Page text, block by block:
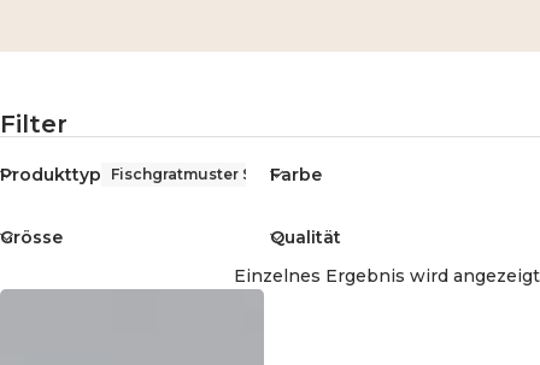
Filter
Produkttyp Fischgratmuster SchalFarbe
Grösse
Qualität
Einzelnes Ergebnis wird angezeigt